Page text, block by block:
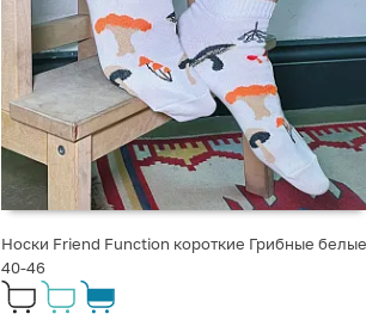
Носки Friend Function короткие Грибные белые
40-46